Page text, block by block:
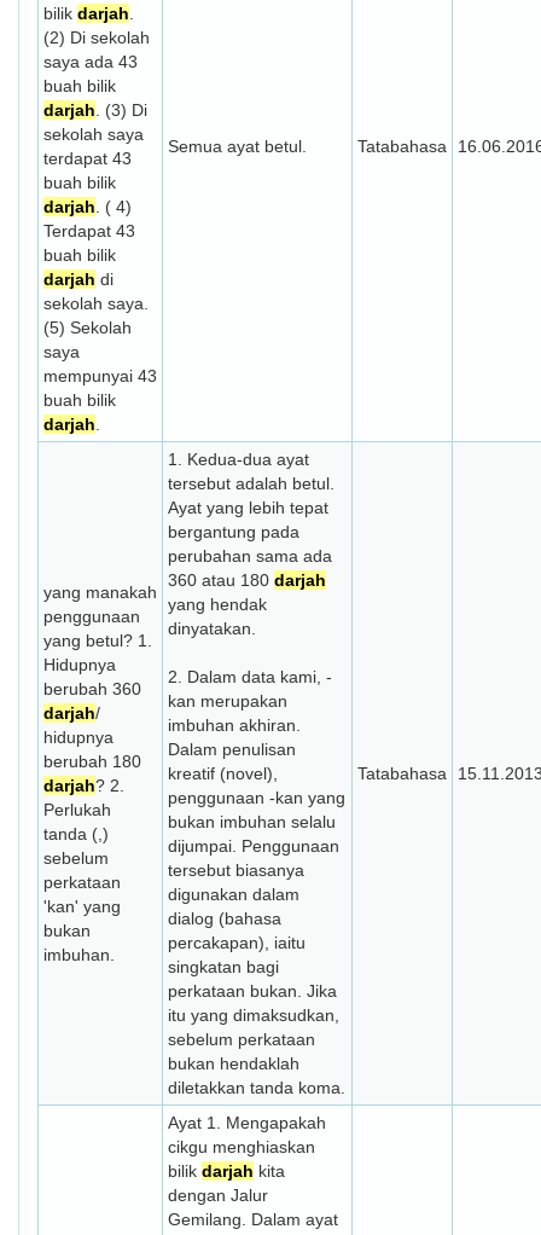
bilik darjah
(2) Di sekolah
saya ada 43
buah bilik
darjah . (3) Di
sekolah saya
terdapat 43
buah bilik
darjah . ( 4)
Terdapat 43
buah bilik
darjah di
sekolah saya.
(5) Sekolah
saya
mempunyai 43
buah bilik
darjah
Semua ayat betul. Tatabahasa
yang manakah
penggunaan
yang betul? 1.
Hidupnya
berubah 360
darjah/
hidupnya
berubah 180
darjah? 2.
Perlukah
tanda (,)
sebelum
perkataan
'kan' yang
bukan
imbuhan.
1. Kedua-dua ayat
tersebut adalah betul.
Ayat yang lebih tepat
bergantung pada
perubahan sama ada
360 atau 180 darjah
yang hendak
dinyatakan.
2. Dalam data kami, -
kan merupakan
imbuhan akhiran.
Dalam penulisan
kreatif (novel),
penggunaan -kan yang
bukan imbuhan selalu
dijumpai. Penggunaan
tersebut biasanya
digunakan dalam
dialog (bahasa
percakapan), iaitu
singkatan bagi
perkataan bukan. Jika
itu yang dimaksudkan,
sebelum perkataan
bukan hendaklah
diletakkan tanda koma.
Tatabahasa
Ayat 1. Mengapakah
cikgu menghiaskan
bilik darjah kita
dengan Jalur
Gemilang. Dalam ayat